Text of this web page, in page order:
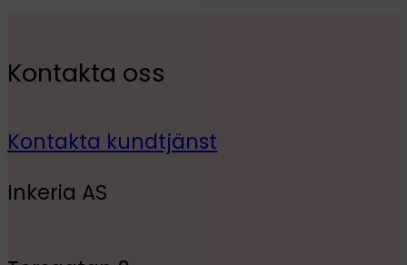
Kontakta oss
Kontakta kundtjänst
Inkeria AS